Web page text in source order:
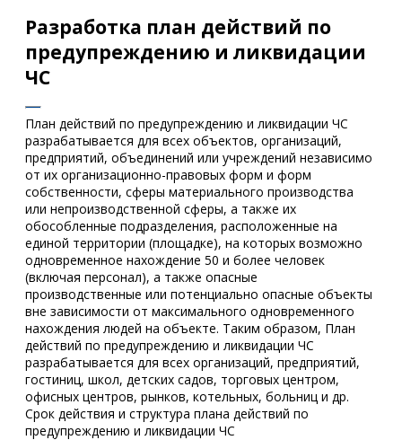
Разработка план действий по
предупреждению и ликвидации
ЧС
План действий по предупреждению и ликвидации ЧС
разрабатывается для всех объектов, организаций,
предприятий, объединений или учреждений независимо
от их организационно-правовых форм и форм
собственности, сферы материального производства
или непроизводственной сферы, а также их
обособленные подразделения, расположенные на
единой территории (площадке), на которых возможно
одновременное нахождение 50 и более человек
(включая персонал), а также опасные
производственные или потенциально опасные объекты
вне зависимости от максимального одновременного
нахождения людей на объекте. Таким образом, План
действий по предупреждению и ликвидации ЧС
разрабатывается для всех организаций, предприятий,
гостиниц, школ, детских садов, торговых центром,
офисных центров, рынков, котельных, больниц и др.
Срок действия и структура плана действий по
предупреждению и ликвидации ЧС